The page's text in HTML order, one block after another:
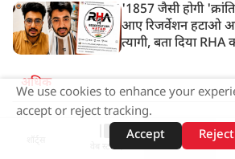
'1857 जैसी होगी
आए रिजर्वेशन हटाओ
त्यागी, बता दिया RHA
अधिक
ADVERTISEMENT
वेब स्टोरीज़
We use cookies to enhance your
accept or reject tracking.
Accept
Reject